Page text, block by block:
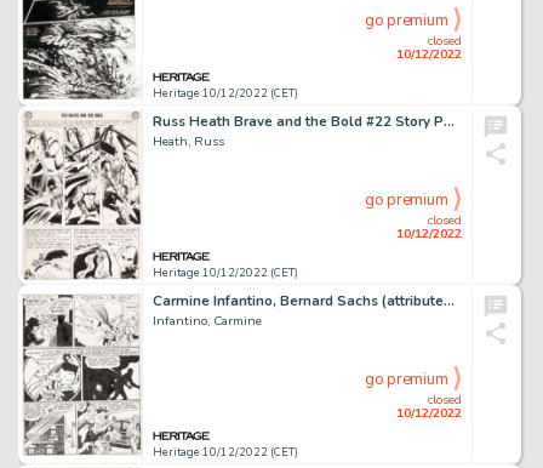
Heritage 10/12/2022 (CET)
closed
10/12/2022
go premium
Russ Heath Brave and the Bold #22 Story Page 12 Silent Knight Original Art (DC, 1959)....
Heath, Russ
Heritage 10/12/2022 (CET)
closed
10/12/2022
go premium
Carmine Infantino, Bernard Sachs (attributed), and others - Flash/Green Lantern/Dr. Midnite Story Pages Original Art Group... (Total: 2 Original Art)
Infantino, Carmine
Heritage 10/12/2022 (CET)
closed
10/12/2022
go premium